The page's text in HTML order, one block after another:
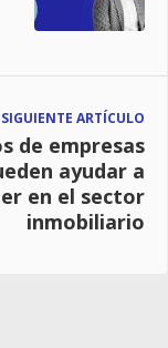
SIGUIENTE ARTÍCULO
de empresas
ayudar a
en el sector
inmobiliario